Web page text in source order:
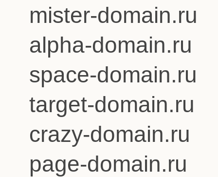
mister-domain.ru
alpha-domain.ru
space-domain.ru
target-domain.ru
crazy-domain.ru
page-domain.ru